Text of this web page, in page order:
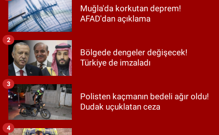
Muğla'da korkutan deprem!
AFAD'dan açıklama
Bölgede dengeler değişecek!
Türkiye de imzaladı
2
Polisten kaçmanın bedeli ağır oldu!
Dudak uçuklatan ceza
3
4